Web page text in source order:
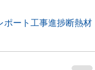
ポート 工事進捗断熱材